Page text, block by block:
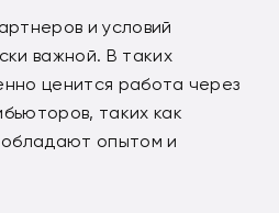
и условий
важной. В таких
ценится работа через
таких как
опытом и